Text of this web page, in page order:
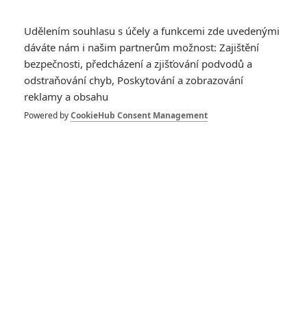
Udělením souhlasu s účely a funkcemi zde uvedenými
dáváte nám i našim partnerům možnost: Zajištění
bezpečnosti, předcházení a zjišťování podvodů a
odstraňování chyb, Poskytování a zobrazování
reklamy a obsahu
Powered byCookieHub Consent Management